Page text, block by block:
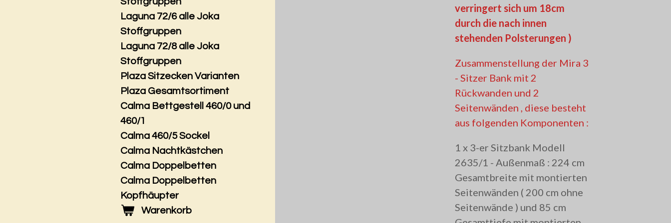
verringert sich um 18cm
durch die nach innen
stehenden Polsterungen )
Zusammenstellung der Mira 3
- Sitzer Bank mit 2
Rückwanden und 2
Seitenwänden , diese besteht
aus folgenden Komponenten :
1 x 3-er Sitzbank Modell
2635/1 - Außenmaß : 224 cm
Gesamtbreite mit montierten
Seitenwänden ( 200 cm ohne
Seitenwände ) und 85 cm
Laguna 72/6 alle Joka
Stoffgruppen
Laguna 72/8 alle Joka
Stoffgruppen
Plaza Sitzecken Varianten
Plaza Gesamtsortiment
Calma Bettgestell 460/0 und
460/1
Calma 460/5 Sockel
Calma Nachtkästchen
Calma Doppelbetten
Calma Doppelbetten
Kopfhäupter
Warenkorb